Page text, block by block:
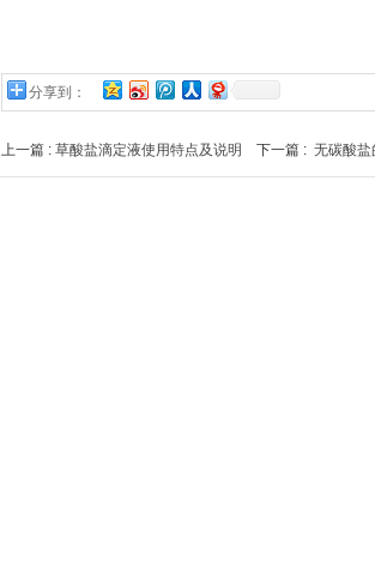
分享到：
上一篇 : 草酸盐滴定液使用特点及说明 下一篇 : 无碳酸盐